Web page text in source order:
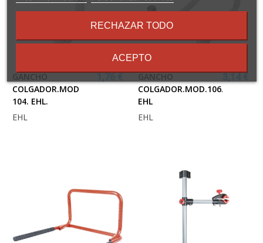
GANCHO
COLGADOR.MOD
104. EHL.
EHL
GANCHO
COLGADOR.MOD.106.
EHL
EHL
términos
condiciones
RECHAZAR TODO
ACEPTO